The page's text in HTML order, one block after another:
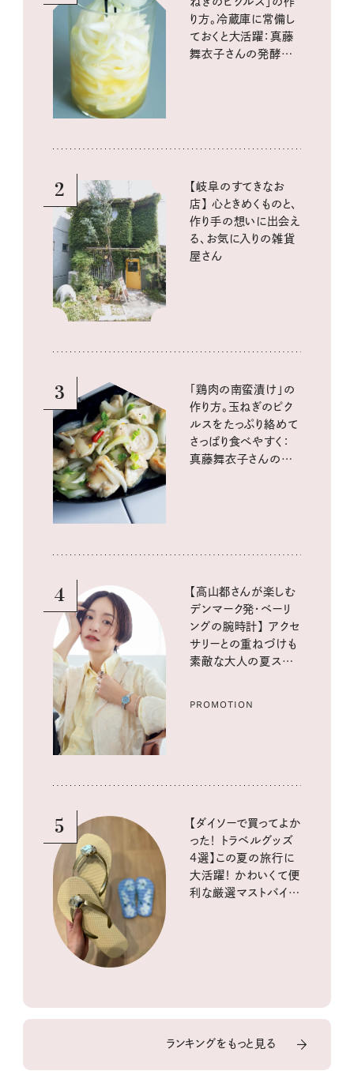
り方。冷蔵庫に常備し
ておくと大活躍：真藤
舞衣子さんの発酵と
2
【岐阜のすてきなお
店】 心ときめくものと、
作り手の想いに出会え
る、お気に入りの雑貨
屋さん
3
「鶏肉の南蛮漬け」の
作り方。玉ねぎのピク
ルスをたっぷり絡めて
さっぱり食べやすく：
真藤舞衣子さんの発
4
【高山都さんが楽しむ
デンマーク発・ベーリ
ングの腕時計】 アクセ
サリーとの重ねづけも
素敵な大人の夏スタイ
PROMOTION
5
【ダイソーで買ってよか
った！ トラベルグッズ
4選】この夏の旅行に
大活躍！ かわいくて便
利な厳選マストバイア
ランキングをもっと見る